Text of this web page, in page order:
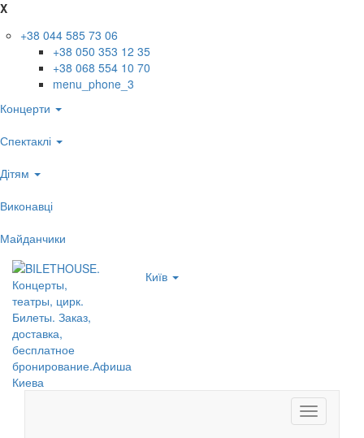
X
+38 044 585 73 06
+38 050 353 12 35
+38 068 554 10 70
menu_phone_3
Концерти
Спектаклі
Дітям
Виконавці
Майданчики
Київ
Toggle
navigation